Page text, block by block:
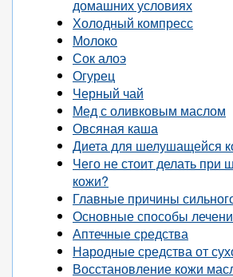
домашних условиях
Холодный компресс
Молоко
Сок алоэ
Огурец
Черный чай
Мед с оливковым маслом
Овсяная каша
Диета для шелушащейся
Чего не стоит делать при
кожи?
Главные причины
Основные способы
Аптечные средства
Народные средства от
Восстановление кожи